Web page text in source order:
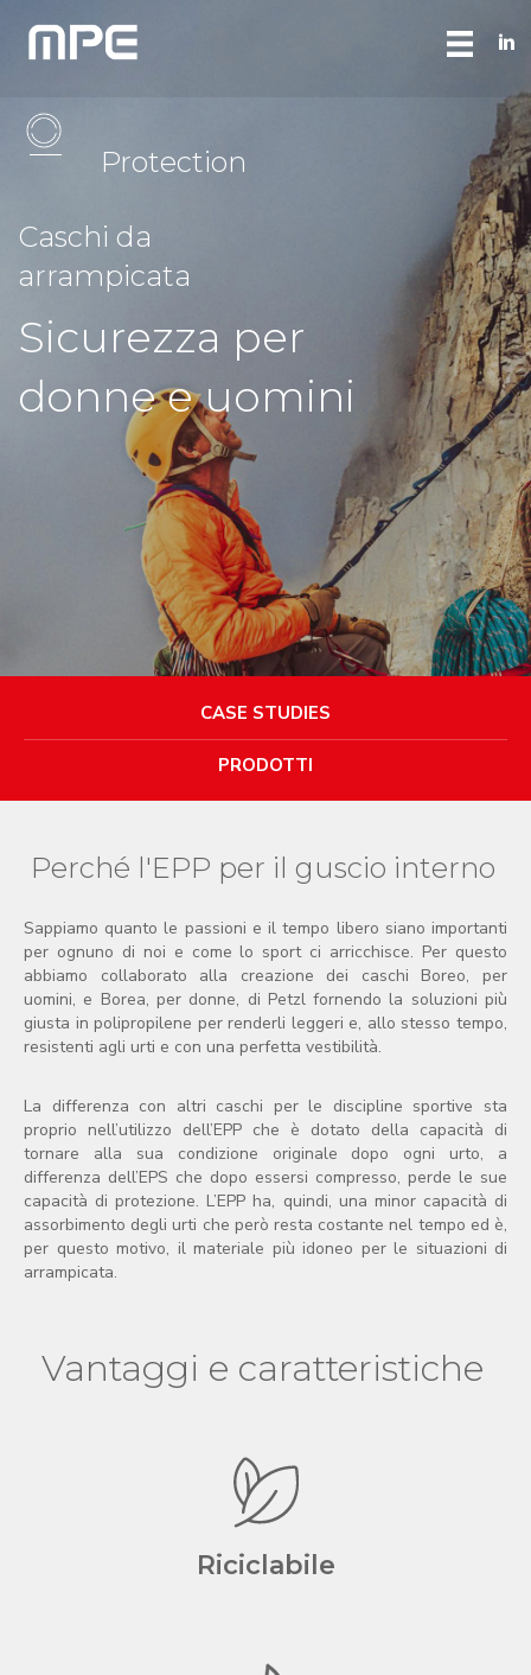
Protection
Caschi da
arrampicata
Sicurezza per
donne e uomini
CASE STUDIES
PRODOTTI
Perché l'EPP per il guscio interno
Sappiamo quanto le passioni e il tempo libero siano importanti
per ognuno di noi e come lo sport ci arricchisce. Per questo
abbiamo collaborato alla creazione dei caschi Boreo, per
uomini, e Borea, per donne, di Petzl fornendo la soluzioni più
giusta in polipropilene per renderli leggeri e, allo stesso tempo,
resistenti agli urti e con una perfetta vestibilità.
La differenza con altri caschi per le discipline sportive sta
proprio nell’utilizzo dell’EPP che è dotato della capacità di
tornare alla sua condizione originale dopo ogni urto, a
differenza dell’EPS che dopo essersi compresso, perde le sue
capacità di protezione. L’EPP ha, quindi, una minor capacità di
assorbimento degli urti che però resta costante nel tempo ed è,
per questo motivo, il materiale più idoneo per le situazioni di
arrampicata.
Vantaggi e caratteristiche
Riciclabile